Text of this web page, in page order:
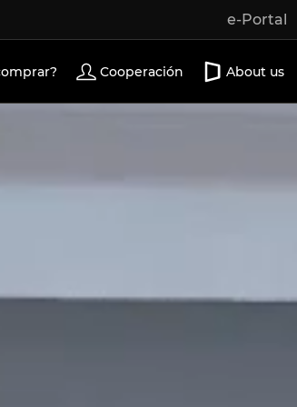
e-Portal
Exterior doors
Cooperación About us